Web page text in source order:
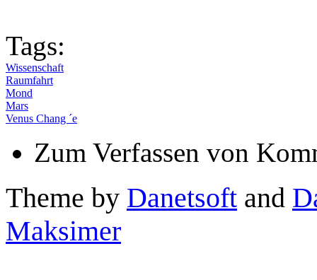
Tags:
Wissenschaft
Raumfahrt
Mond
Mars
Venus Chang ´e
Zum Verfassen von
Theme by Danetsoft and
Maksimer